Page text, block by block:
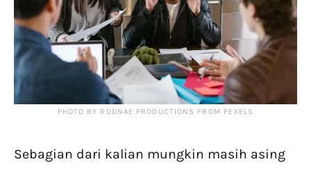
PHOTO BY RODNAE PRODUCTIONS FROM PEXELS
Sebagian dari kalian mungkin masih asing